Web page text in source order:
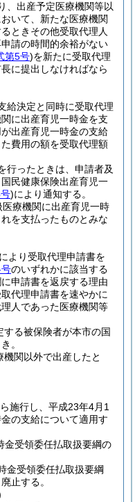
、出産予定医療機関等以
いて、新たな医療機関
ときその他受取代理人
請の時間的余裕がない
第5号)を新たに受取代理
に提出しなければなら
給決定と同時に受取代理
に出産育児一時金を支
出産育児一時金の支給
費用の額を受取代理額
行ったときは、申請者及
民健康保険出産育児一
)により通知する。
療機関に出産育児一時
を支払ったものとみな
より受取代理申請書を
のいずれかに該当する
申請書を返戻する理由
代理申請書を速やかに
人であった医療機関等
る被保険者が本市の国
。
関以外で出産したと
施行し、平成23年4月1
の支給について適用す
金受領委任払取扱要綱の
金受領委任払取扱要綱
止する。